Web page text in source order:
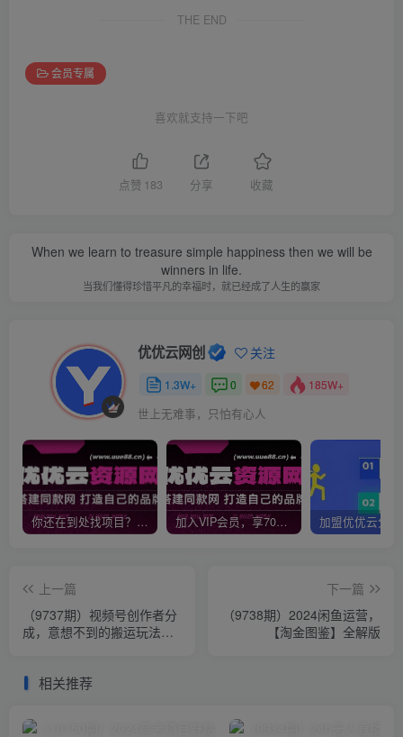
THE END
会员专属
喜欢就支持一下吧
点赞 183 分享 收藏
When we learn to treasure simple happiness then we will be
winners in life.
当我们懂得珍惜平凡的幸福时，就已经成了人生的赢家
优优云网创 关注
1.3W+ 0 62 185W+
世上无难事，只怕有心人
你还在到处找项目？还在当韭菜？我靠网创资源站一个月收入5万+，曾经我也是个失败者。 加入VIP会员，享70%的推广提成，免费学习多种网上创业课程，菜鸟秒变大神！
上一篇
（9737期）视频号创作者分
成，意想不到的搬运玩法，
下一篇
（9738期）2024闲鱼运营，
【淘金图鉴】全解版
相关推荐